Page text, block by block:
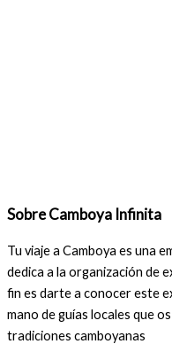
Sobre Camboya Infinita
Tu viaje a Camboya es una
dedica a la organización de
fin es darte a conocer este
mano de guías locales que
tradiciones camboyanas